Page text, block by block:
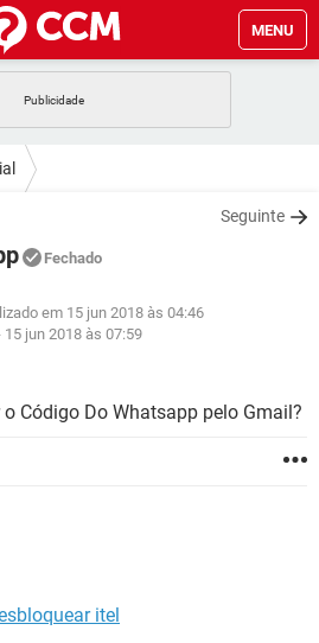
MENU
GMAIL
GMAIL
WHATSAPP
EXCEL
WHATSAPP
FACEBOOK
Seguinte
Fechado
em 15 jun 2018 às 04:46
15 jun 2018 às 07:59
o Código Do Whatsapp pelo Gmail?
itel